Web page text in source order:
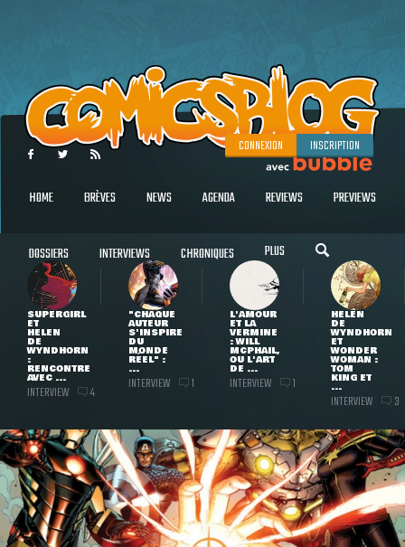
CONNEXION INSCRIPTION
HOME BRÈVES NEWS AGENDA REVIEWS PREVIEWS
DOSSIERS INTERVIEWS CHRONIQUES PLUS
SUPERGIRL
ET
HELEN
DE
WYNDHORN
:
RENCONTRE
AVEC ...
INTERVIEW 4
"CHAQUE
AUTEUR
S'INSPIRE
DU
MONDE
RÉEL" :
...
INTERVIEW 1
L'AMOUR
ET LA
VERMINE
: WILL
MCPHAIL,
OU L'ART
DE ...
INTERVIEW 1
HELEN
DE
WYNDHORN
ET
WONDER
WOMAN :
TOM
KING ET
...
INTERVIEW 3